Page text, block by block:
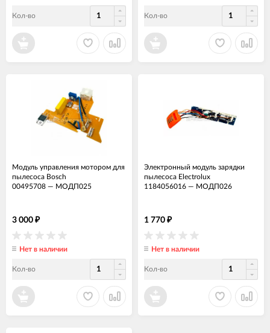
Кол-во Кол-во
Модуль управления мотором для
пылесоса Bosch
00495708 — МОДП025
3 000 ₽
Нет в наличии
Кол-во
Электронный модуль зарядки
пылесоса Electrolux
1184056016 — МОДП026
1 770 ₽
Нет в наличии
Кол-во